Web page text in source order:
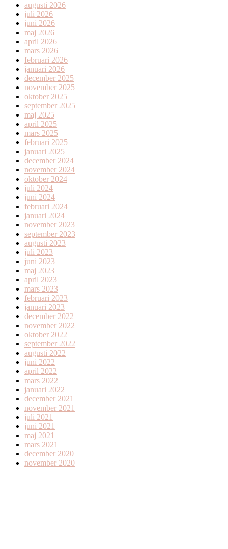
augusti 2026
juli 2026
juni 2026
maj 2026
april 2026
mars 2026
februari 2026
januari 2026
december 2025
november 2025
oktober 2025
september 2025
maj 2025
april 2025
mars 2025
februari 2025
januari 2025
december 2024
november 2024
oktober 2024
juli 2024
juni 2024
februari 2024
januari 2024
november 2023
september 2023
augusti 2023
juli 2023
juni 2023
maj 2023
april 2023
mars 2023
februari 2023
januari 2023
december 2022
november 2022
oktober 2022
september 2022
augusti 2022
juni 2022
april 2022
mars 2022
januari 2022
december 2021
november 2021
juli 2021
juni 2021
maj 2021
mars 2021
december 2020
november 2020